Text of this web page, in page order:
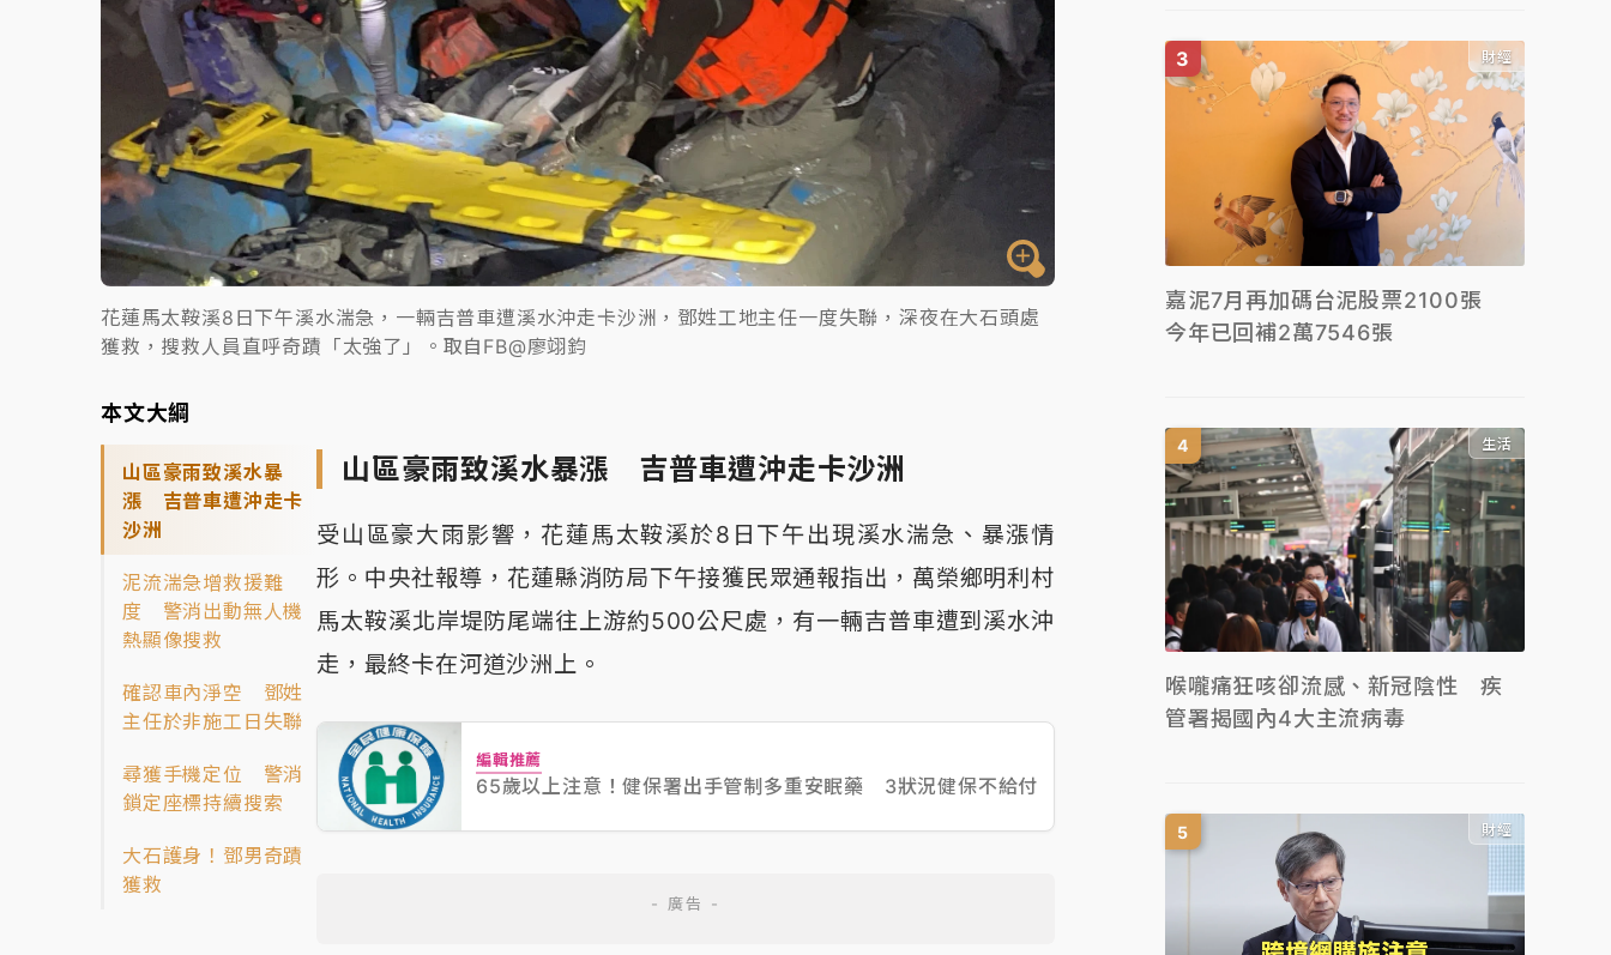
花蓮馬太鞍溪8日下午溪水湍急，一輛吉普車遭溪水沖走卡沙洲，鄧姓工地主任一度失聯，深夜在大石頭處
獲救，搜救人員直呼奇蹟「太強了」。取自FB@廖翊鈞
本文大綱
山區豪雨致溪水暴
漲 吉普車遭沖走卡
沙洲
泥流湍急增救援難
度 警消出動無人機
熱顯像搜救
確認車內淨空 鄧姓
主任於非施工日失聯
尋獲手機定位 警消
鎖定座標持續搜索
大石護身！鄧男奇蹟
獲救
山區豪雨致溪水暴漲 吉普車遭沖走卡沙洲
受山區豪大雨影響，花蓮馬太鞍溪於8日下午出現溪水湍急、暴漲情
形。中央社報導，花蓮縣消防局下午接獲民眾通報指出，萬榮鄉明利村
馬太鞍溪北岸堤防尾端往上游約500公尺處，有一輛吉普車遭到溪水沖
走，最終卡在河道沙洲上。
編輯推薦
65歲以上注意！健保署出手管制多重安眠藥 3狀況健保不給付
財經
嘉泥7月再加碼台泥股票2100張
今年已回補2萬7546張
生活
喉嚨痛狂咳卻流感、新冠陰性 疾
管署揭國內4大主流病毒
財經